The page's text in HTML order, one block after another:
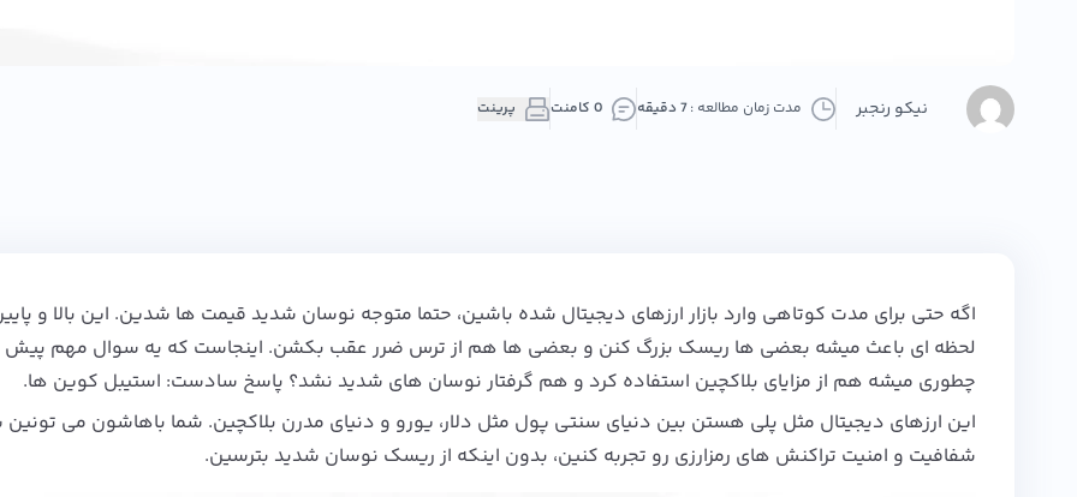
نیکو رنجبر مدت زمان مطالعه :7 دقیقه 0 کامنت پرینت
اگه حتی برای مدت کوتاهی وارد بازار ارزهای دیجیتال شده باشین، حتما متوجه نوسان شدید قیمت‌ ها شدین. این بالا و
لحظه‌ ای باعث میشه بعضی‌ ها ریسک بزرگ کنن و بعضی‌ ها هم از ترس ضرر عقب بکشن. اینجاست که یه سوال مهم پیش
چطوری میشه هم از مزایای بلاکچین استفاده کرد و هم گرفتار نوسان‌ های شدید نشد؟ پاسخ سادست: استیبل کوین ها.
این ارزهای دیجیتال مثل پلی هستن بین دنیای سنتی پول مثل دلار، یورو و دنیای مدرن بلاکچین. شما باهاشون می‌
شفافیت و امنیت تراکنش‌ های رمزارزی رو تجربه کنین، بدون اینکه از ریسک نوسان شدید بترسین.